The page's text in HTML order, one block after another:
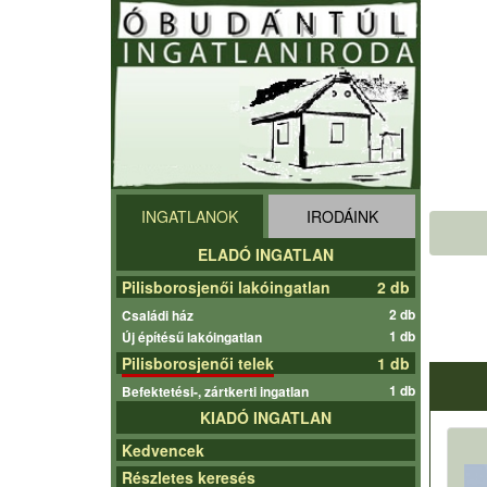
INGATLANOK
IRODÁINK
ELADÓ INGATLAN
Pilisborosjenői lakóingatlan
2 db
Családi ház
2 db
Új építésű lakóingatlan
1 db
Pilisborosjenői telek 1 db
Befektetési-, zártkerti ingatlan 1 db
KIADÓ INGATLAN
Kedvencek
Részletes keresés